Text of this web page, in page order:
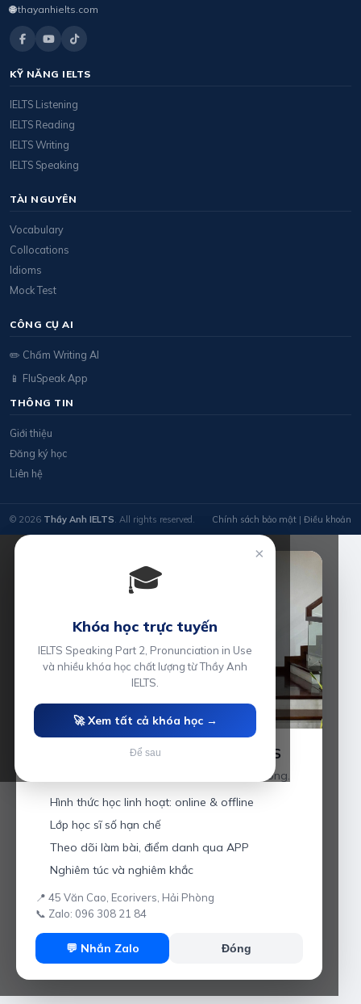
🌐 thayanhielts.com
KỸ NĂNG IELTS
IELTS Listening
IELTS Reading
IELTS Writing
IELTS Speaking
TÀI NGUYÊN
Vocabulary
Collocations
Idioms
Mock Test
CÔNG CỤ AI
✏️ Chấm Writing AI
📱 FluSpeak App
THÔNG TIN
Giới thiệu
Đăng ký học
Liên hệ
© 2026 Thầy Anh IELTS. All rights reserved. Chính sách bảo mật | Điều khoản
Luyện thi IELTS cùng Thầy Anh IELTS
Giáo viên hơn 10 năm kinh nghiệm tại Hải Phòng.
Hình thức học linh hoạt: online & offline
Lớp học sĩ số hạn chế
Theo dõi làm bài, điểm danh qua APP
Nghiêm túc và nghiêm khắc
📍 45 Văn Cao, Ecorivers, Hải Phòng
📞 Zalo: 096 308 21 84
💬 Nhắn Zalo Đóng
×
🎓
Khóa học trực tuyến
IELTS Speaking Part 2, Pronunciation in Use
và nhiều khóa học chất lượng từ Thầy Anh
IELTS.
🚀 Xem tất cả khóa học →
Để sau